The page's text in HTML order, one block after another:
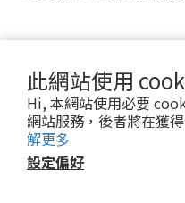
此網站使用
Hi, 本網站使用必要
網站服務，後者將在獲
解更多
設定偏好
🔸追蹤奧莉薇閣行李箱社群，立